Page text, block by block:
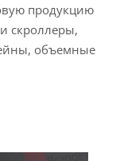
продукцию
скроллеры,
объемные